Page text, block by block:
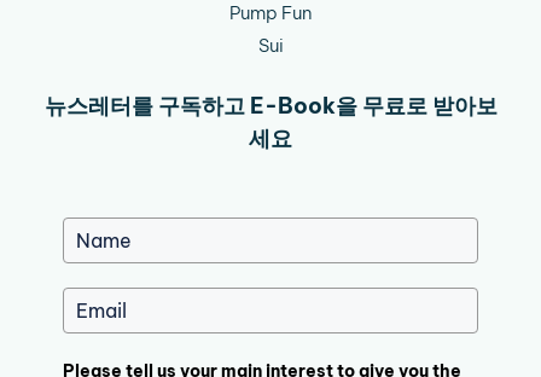
Pump Fun
Sui
뉴스레터를 구독하고 E-Book을 무료로 받아보
세요
Please tell us your main interest to give you the